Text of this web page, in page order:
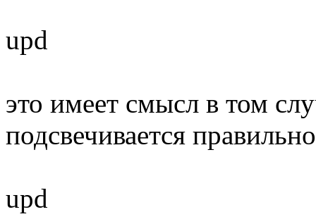
upd
это имеет смысл в том
подсвечивается
upd